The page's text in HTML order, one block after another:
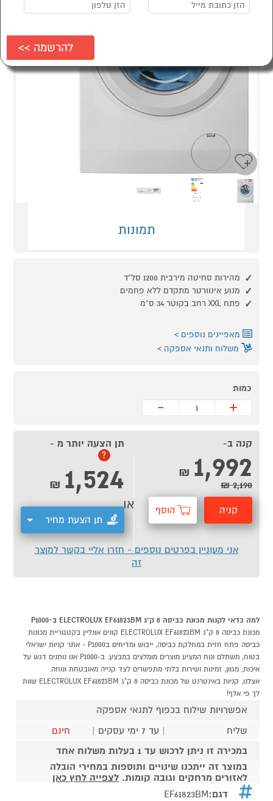
תמונות
מהירות סחיטה מירבית 1200 סל"ד
מנוע אינוורטר מתקדם ללא פחמים
פתח XXL רחב בקוטר 34 ס"מ
מאפיינים נוספים
משלוח ותנאי אספקה
כמות
+
-
קנה ב-
1,992
₪
2,190 ₪
קניה הוסף
תן הצעה יותר מ -
?
1,524
₪
תן הצעת מחיר
או
אני מעוניין בפרטים נוספים - חזרו אליי בקשר למוצר
זה
למה כדאי לקנות מכונת כביסה 8 ק"ג ELECTROLUX EF61823BM ב-P1000
מכונת כביסה 8 ק"ג ELECTROLUX EF61823BM קונים אונליין בקטגוריית מכונות
כביסה פתח חזית במחלקת כביסה, ייבוש ומדיחים בP1000 - אתר קניות ישראלי
בטוח, משתלם ונוח המציע מוצרים מומלצים במבצע. ב-P1000 אנו נותנים דגש על
איכות, מגוון, זמינות ושירות בלתי מתפשרים לצד קנייה מאובטחת ונוחה.
אצלנו, קניות באינטרנט של מכונת כביסה 8 ק"ג ELECTROLUX EF61823BM שוות
לך פי אלף!
אפשרויות שילוח בכפוף לתנאי אספקה
שליח
| עד 7 ימי עסקים |
חינם
במכירה זו ניתן לרכוש עד 1 בעלות משלוח אחד
במוצר זה ייתכנו שינויים ותוספות במחירי הובלה
לאזורים מרחקים וגובה קומות. לצפייה לחץ כאן
דגם:EF61823BM